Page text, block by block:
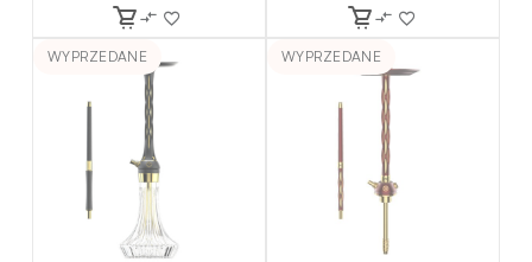
WYPRZEDANE WYPRZEDANE